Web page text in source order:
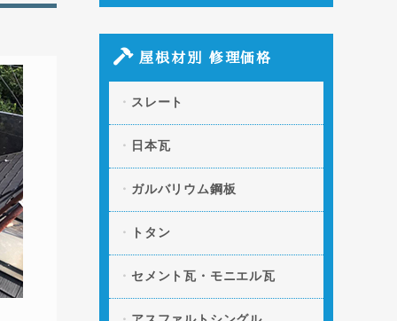
屋根材別 修理価格
スレート
日本瓦
ガルバリウム鋼板
トタン
セメント瓦・モニエル瓦